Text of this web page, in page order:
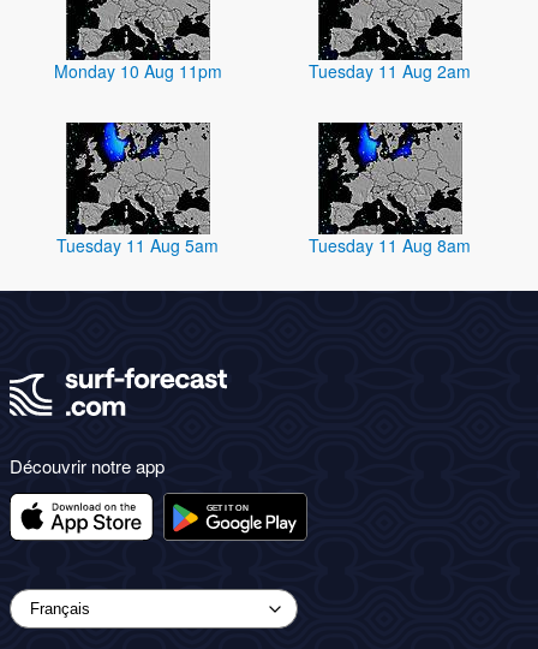
Monday 10 Aug 11pm Tuesday 11 Aug 2am
Tuesday 11 Aug 5am Tuesday 11 Aug 8am
Découvrir notre app